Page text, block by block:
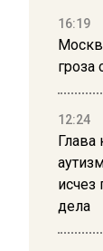
16:19
гроза
12:24
Глава
исчез
дела